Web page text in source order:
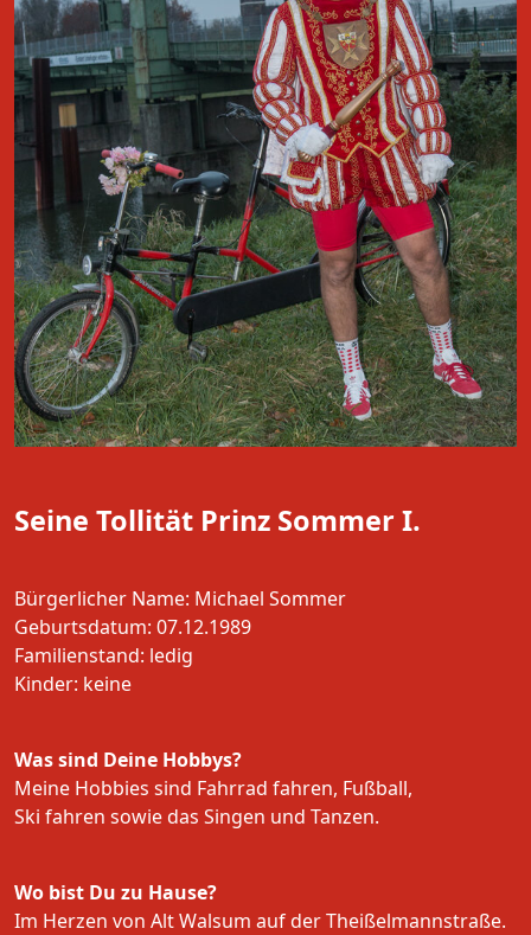
Seine Tollität Prinz Sommer I.
Bürgerlicher Name: Michael Sommer
Geburtsdatum: 07.12.1989
Familienstand: ledig
Kinder: keine
Was sind Deine Hobbys?
Meine Hobbies sind Fahrrad fahren, Fußball,
Ski fahren sowie das Singen und Tanzen.
Wo bist Du zu Hause?
Im Herzen von Alt Walsum auf der Theißelmannstraße.